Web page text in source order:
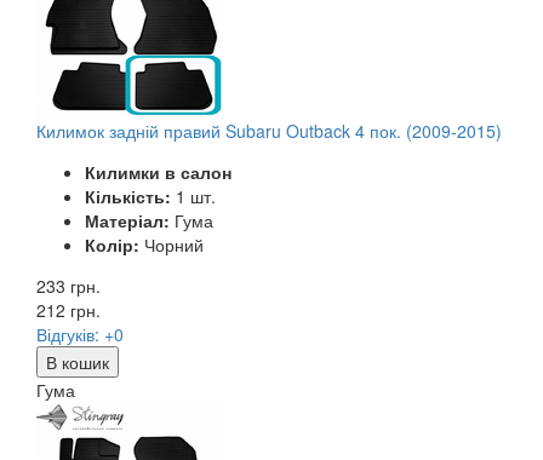
Килимок задній правий Subaru Outback 4 пок. (2009-2015)
Килимки в салон
Кількість: 1 шт.
Матеріал: Гума
Колір: Чорний
233 грн.
212 грн.
Відгуків: +0
В кошик
Гума